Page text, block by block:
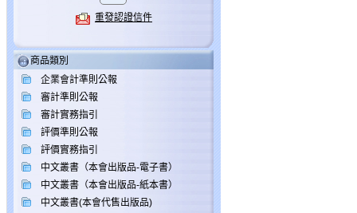
重發認證信件
商品類別
企業會計準則公報
審計準則公報
審計實務指引
評價準則公報
評價實務指引
中文叢書（本會出版品-電子書）
中文叢書（本會出版品-紙本書）
中文叢書(本會代售出版品)